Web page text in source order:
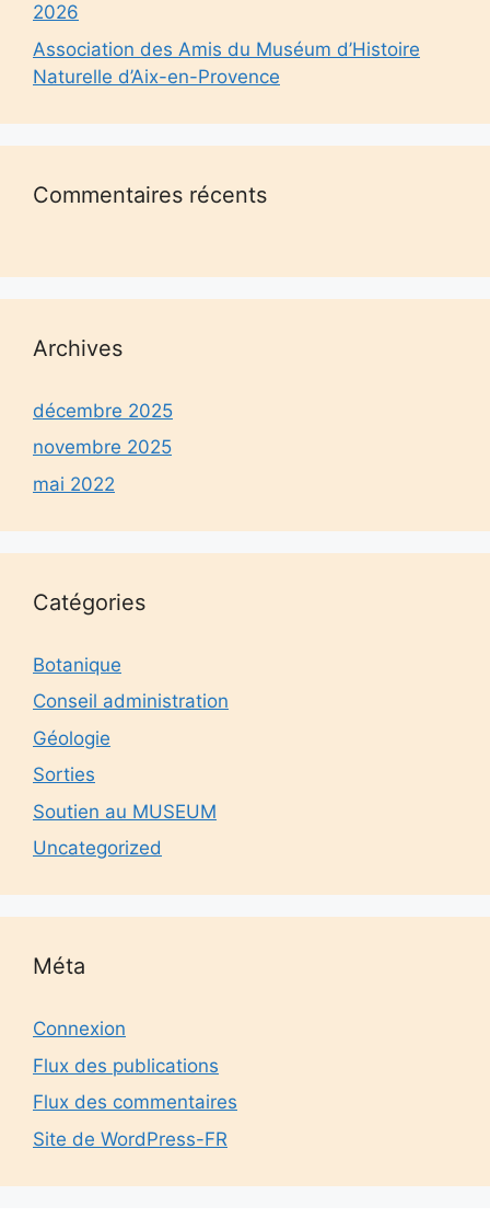
2026
Association des Amis du Muséum d’Histoire
Naturelle d’Aix-en-Provence
Commentaires récents
Archives
décembre 2025
novembre 2025
mai 2022
Catégories
Botanique
Conseil administration
Géologie
Sorties
Soutien au MUSEUM
Uncategorized
Méta
Connexion
Flux des publications
Flux des commentaires
Site de WordPress-FR